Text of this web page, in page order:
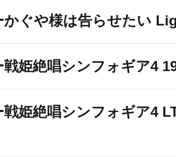
かぐや様は告らせたい
姫絶唱シンフォギア4
戦姫絶唱シンフォギア4